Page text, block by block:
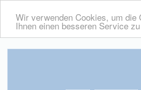
Wir verwenden Cookies, um
Ihnen einen besseren Service